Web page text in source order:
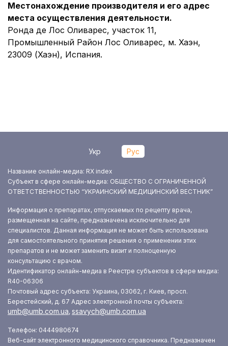
Местонахождение производителя и его адрес
места осуществления деятельности.
Ронда де Лос Оливарес, участок 11,
Промышленный Район Лос Оливарес, м. Хаэн,
23009 (Хаэн), Испания.
Укр Рус
Название онлайн-медиа: RX index
Субъект в сфере онлайн-медиа: ОБЩЕСТВО С ОГРАНИЧЕННОЙ
ОТВЕТСТВЕННОСТЬЮ “УКРАИНСКИЙ МЕДИЦИНСКИЙ ВЕСТНИК”
Информация о препаратах, отпускаемых по рецепту врача,
размещенная на сайте, предназначена исключительно для
специалистов. Данная информация не может быть использована
для самостоятельного принятия решения о применении этих
препаратов и не может заменить визит и полноценную
консультацию с врачом.
Идентификатор онлайн-медиа в Реестре субъектов в сфере медиа:
R40-06306
Почтовый адрес субъекта: Украина, 03062, г. Киев, просп.
Берестейский, д. 67 Адрес электронной почты субъекта:
umb@umb.com.ua, ssavych@umb.com.ua
Телефон: 0444980674
Веб-сайт электронного медицинского справочника. Предназначен